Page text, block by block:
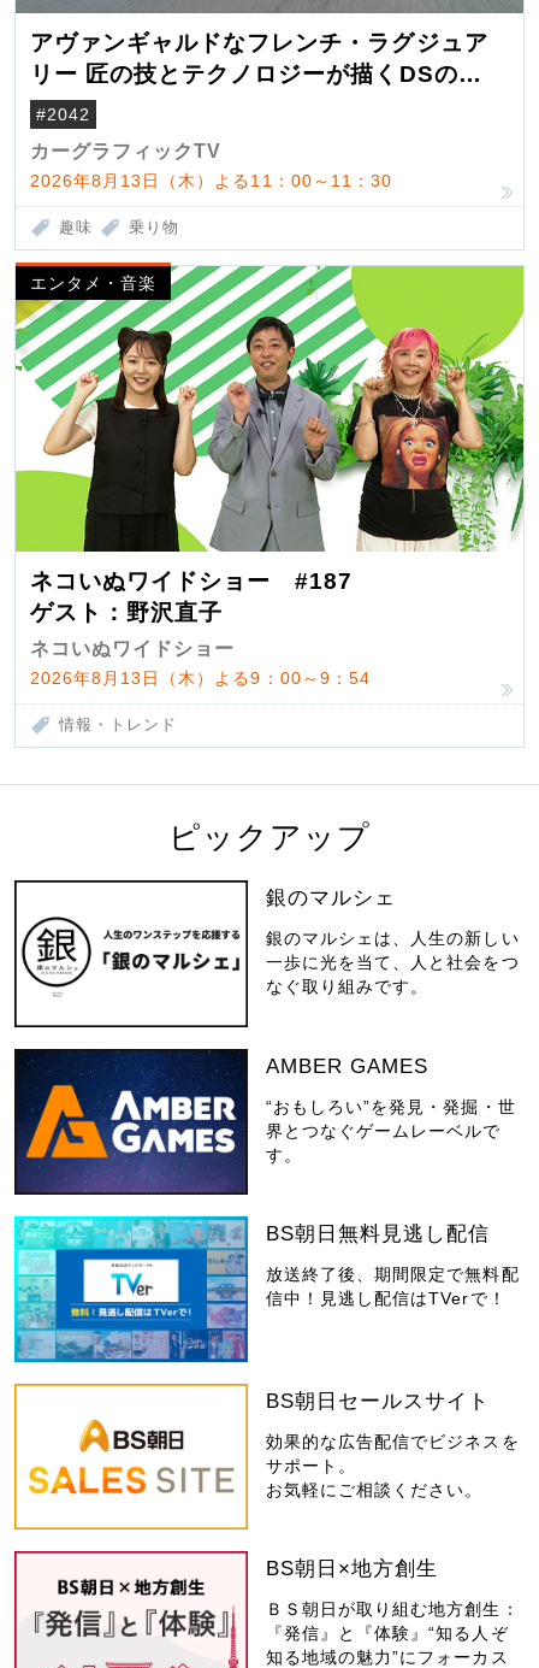
アヴァンギャルドなフレンチ・ラグジュア
リー 匠の技とテクノロジーが描くDSの世
界観
#2042
カーグラフィックTV
2026年8月13日（木）よる11：00～11：30
趣味 乗り物
エンタメ・音楽
ネコいぬワイドショー #187
ゲスト：野沢直子
ネコいぬワイドショー
2026年8月13日（木）よる9：00～9：54
情報・トレンド
ピックアップ
銀のマルシェ
銀のマルシェは、人生の新しい
一歩に光を当て、人と社会をつ
なぐ取り組みです。
AMBER GAMES
“おもしろい”を発見・発掘・世
界とつなぐゲームレーベルで
す。
BS朝日無料見逃し配信
放送終了後、期間限定で無料配
信中！見逃し配信はTVerで！
BS朝日セールスサイト
効果的な広告配信でビジネスを
サポート。
お気軽にご相談ください。
BS朝日×地方創生
ＢＳ朝日が取り組む地方創生：
『発信』と『体験』“知る人ぞ
知る地域の魅力”にフォーカス